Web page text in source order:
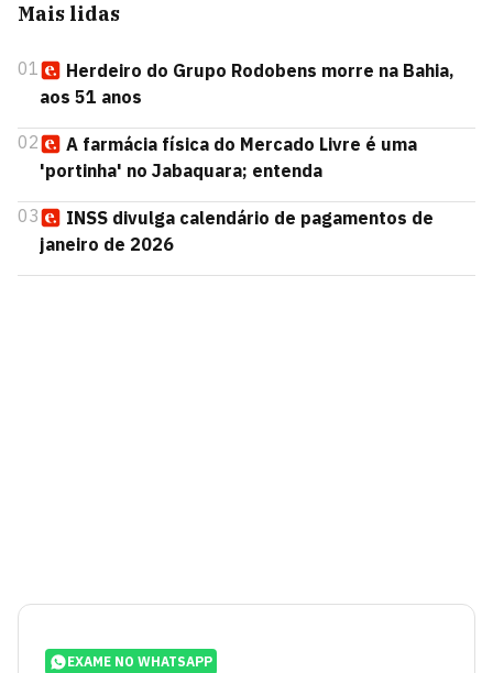
Mais lidas
01
Herdeiro do Grupo Rodobens morre na Bahia,
aos 51 anos
02
A farmácia física do Mercado Livre é uma
'portinha' no Jabaquara; entenda
03
INSS divulga calendário de pagamentos de
janeiro de 2026
EXAME NO WHATSAPP